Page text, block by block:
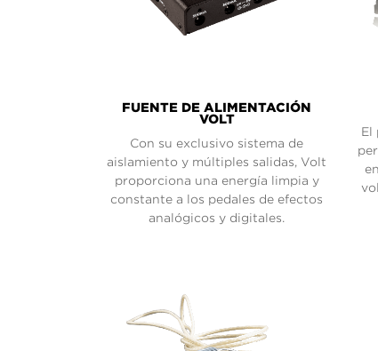
FUENTE DE ALIMENTACIÓN
VOLT
Con su exclusivo sistema de
aislamiento y múltiples salidas, Volt
proporciona una energía limpia y
constante a los pedales de efectos
analógicos y digitales.
El